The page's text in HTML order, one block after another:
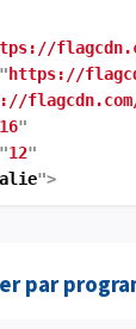
https://
16"
12"
">
par